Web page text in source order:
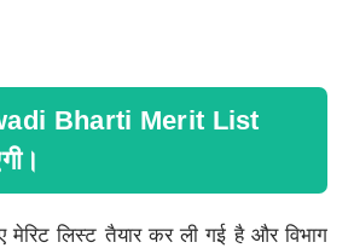
Bharti Merit List
मेरिट लिस्ट तैयार कर ली गई है और विभाग